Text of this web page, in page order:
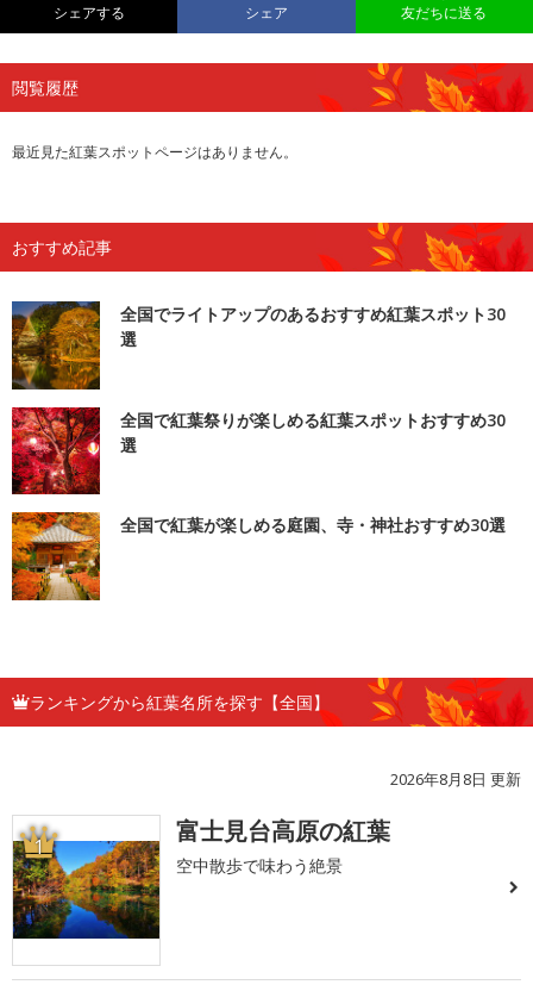
シェアする シェア 友だちに送る
閲覧履歴
最近見た紅葉スポットページはありません。
おすすめ記事
全国でライトアップのあるおすすめ紅葉スポット30
選
全国で紅葉祭りが楽しめる紅葉スポットおすすめ30
選
全国で紅葉が楽しめる庭園、寺・神社おすすめ30選
ランキングから紅葉名所を探す【全国】
2026年8月8日 更新
1 富士見台高原の紅葉
空中散歩で味わう絶景